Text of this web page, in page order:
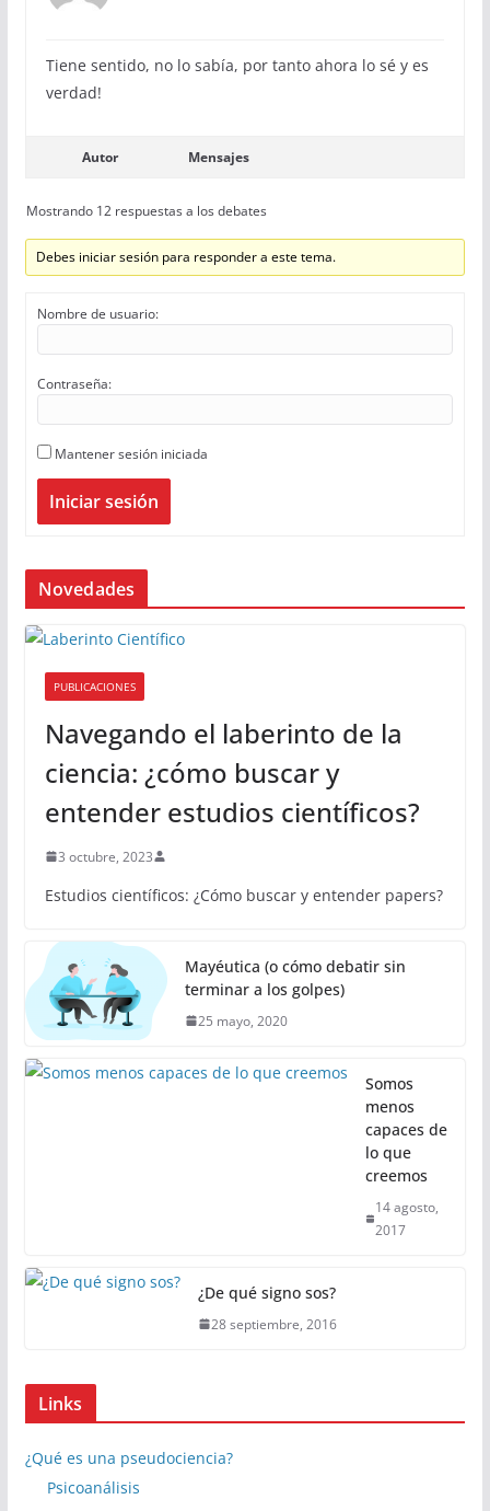
Tiene sentido, no lo sabía, por tanto ahora lo sé y es
verdad!
Autor Mensajes
Mostrando 12 respuestas a los debates
Debes iniciar sesión para responder a este tema.
Nombre de usuario:
Contraseña:
Mantener sesión iniciada
Iniciar sesión
Novedades
PUBLICACIONES
Navegando el laberinto de la
ciencia: ¿cómo buscar y
entender estudios científicos?
3 octubre, 2023
Estudios científicos: ¿Cómo buscar y entender papers?
Mayéutica (o cómo debatir sin
terminar a los golpes)
25 mayo, 2020
Somos
menos
capaces de
lo que
creemos
14 agosto,
2017
¿De qué signo sos?
28 septiembre, 2016
Links
¿Qué es una pseudociencia?
Psicoanálisis